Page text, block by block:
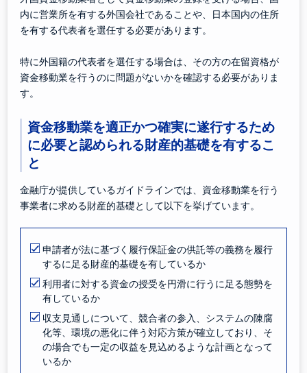
内に営業所を有する外国会社であることや、日本国内の住所
を有する代表者を選任する必要があります。
特に外国籍の代表者を選任する場合は、その方の在留資格が
資金移動業を行うのに問題がないかを確認する必要がありま
す。
資金移動業を適正かつ確実に遂行するため
に必要と認められる財産的基礎を有するこ
と
金融庁が提供しているガイドラインでは、資金移動業を行う
事業者に求める財産的基礎として以下を挙げています。
申請者が法に基づく履行保証金の供託等の義務を履行
するに足る財産的基礎を有しているか
利用者に対する資金の授受を円滑に行うに足る態勢を
有しているか
収支見通しについて、競合者の参入、システムの陳腐
化等、環境の悪化に伴う対応方策が確立しており、そ
の場合でも一定の収益を見込めるような計画となって
いるか